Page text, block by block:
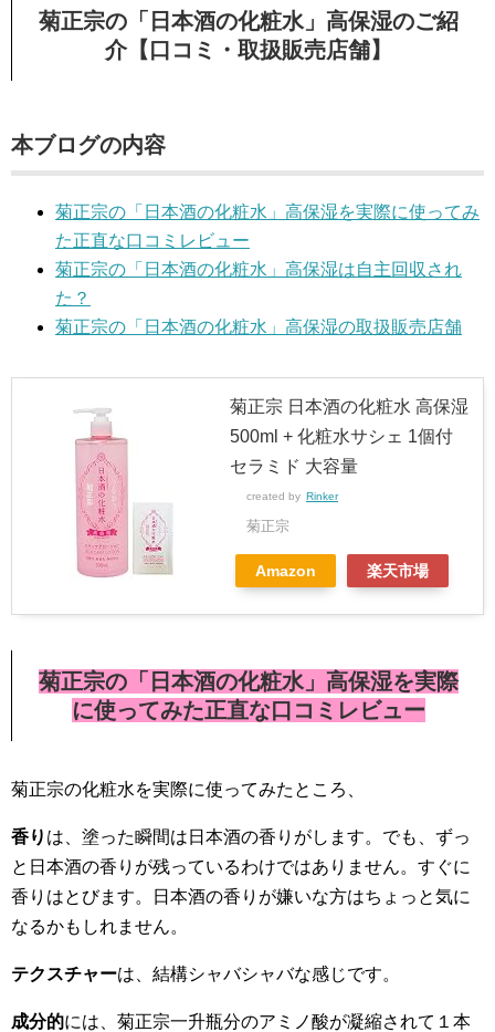
菊正宗の「日本酒の化粧水」高保湿のご紹
介【口コミ・取扱販売店舗】
本ブログの内容
菊正宗の「日本酒の化粧水」高保湿を実際に使ってみ
た正直な口コミレビュー
菊正宗の「日本酒の化粧水」高保湿は自主回収され
た？
菊正宗の「日本酒の化粧水」高保湿の取扱販売店舗
菊正宗 日本酒の化粧水 高保湿
500ml + 化粧水サシェ 1個付
セラミド 大容量
created by Rinker
菊正宗
Amazon 楽天市場
菊正宗の「日本酒の化粧水」高保湿を実際
に使ってみた正直な口コミレビュー
菊正宗の化粧水を実際に使ってみたところ、
香り は、塗った瞬間は日本酒の香りがします。でも、ずっ
と日本酒の香りが残っているわけではありません。すぐに
香りはとびます。日本酒の香りが嫌いな方はちょっと気に
なるかもしれません。
テクスチャーは、結構シャバシャバな感じです。
成分的には、菊正宗一升瓶分のアミノ酸が凝縮されて１本